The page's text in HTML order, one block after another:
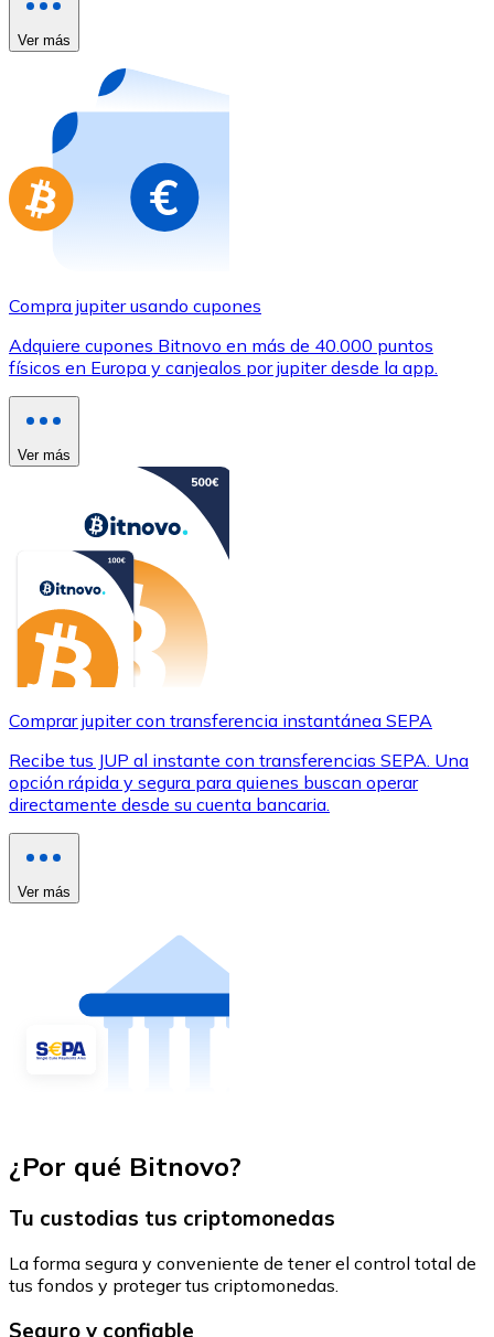
Compra tarjetas regalo de tus marcas favoritas con
Ir a la tienda de tarjetas regalo
Ver más
Compra jupiter usando cupones
Adquiere cupones Bitnovo en más de 40.000 puntos
físicos en Europa y canjealos por jupiter desde la app.
Ver más
Comprar jupiter con transferencia instantánea SEPA
Recibe tus JUP al instante con transferencias SEPA. Una
opción rápida y segura para quienes buscan operar
directamente desde su cuenta bancaria.
Ver más
¿Por qué Bitnovo?
Tu custodias tus criptomonedas
La forma segura y conveniente de tener el control total de
tus fondos y proteger tus criptomonedas.
Seguro y confiable